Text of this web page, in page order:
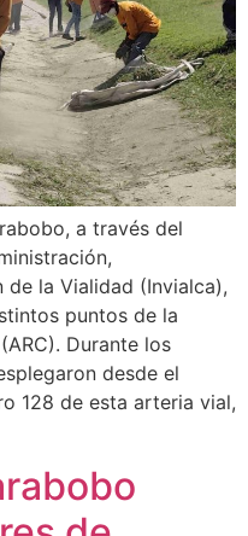
a través del
la Vialidad (Invialca),
puntos de la
Durante los
desde el
128 de esta arteria vial,